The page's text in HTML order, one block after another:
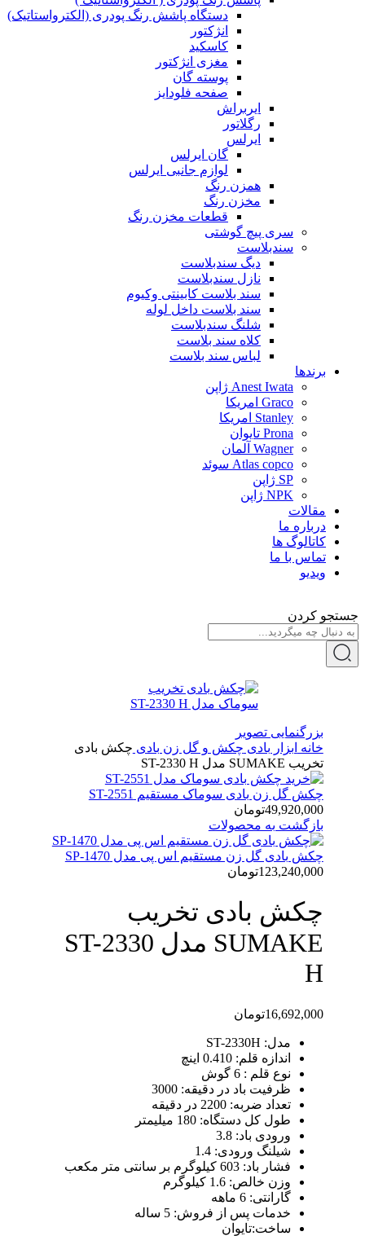
دستگاه پاشش رنگ پودری (الکترواستاتیک)
انژکتور
کاسکید
مغزی انژکتور
پوسته گان
صفحه فلودایز
ایربراش
رگلاتور
ایرلس
گان ایرلس
لوازم جانبی ایرلس
همزن رنگ
مخزن رنگ
قطعات مخزن رنگ
سری پیچ گوشتی
سندبلاست
دیگ سندبلاست
نازل سندبلاست
سند بلاست کابینتی وکیوم
سند بلاست داخل لوله
شلنگ سندبلاست
کلاه سند بلاست
لباس سند بلاست
برندها
Anest Iwata ژاپن
Graco امریکا
Stanley امریکا
Prona تایوان
Wagner آلمان
Atlas copco سوئد
SP ژاپن
NPK ژاپن
مقالات
درباره ما
کاتالوگ ها
تماس با ما
ویدیو
جستجو کردن
بزرگنمایی تصویر
خانه ابزار بادی چکش و گل زن بادی چکش بادی
تخریب SUMAKE مدل ST-2330 H
چکش گل زن بادی سوماک مستقیم ST-2551
49,920,000تومان
بازگشت به محصولات
چکش بادی گل زن مستقیم اس پی مدل SP-1470
123,240,000تومان
چکش بادی تخریب
SUMAKE مدل ST-2330
H
16,692,000تومان
مدل: ST-2330H
اندازه قلم: 0.410 اینچ
نوع قلم : 6 گوش
ظرفیت باد در دقیقه: 3000
تعداد ضربه: 2200 در دقیقه
طول کل دستگاه: 180 میلیمتر
ورودی باد: 3.8
شیلنگ ورودی: 1.4
فشار باد: 603 کیلوگرم بر سانتی متر مکعب
وزن خالص: 1.6 کیلوگرم
گارانتی: 6 ماهه
خدمات پس از فروش: 5 ساله
ساخت:تایوان